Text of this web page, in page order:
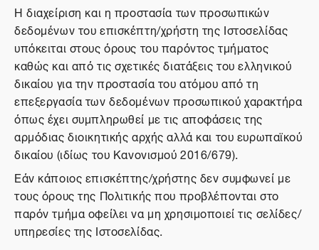
Η διαχείριση και η προστασία των προσωπικών
δεδομένων του επισκέπτη/χρήστη της Ιστοσελίδας
υπόκειται στους όρους του παρόντος τμήματος
καθώς και από τις σχετικές διατάξεις του ελληνικού
δικαίου για την προστασία του ατόμου από τη
επεξεργασία των δεδομένων προσωπικού χαρακτήρα
όπως έχει συμπληρωθεί με τις αποφάσεις της
αρμόδιας διοικητικής αρχής αλλά και του ευρωπαϊκού
δικαίου (ιδίως του Κανονισμού 2016/679).
Εάν κάποιος επισκέπτης/χρήστης δεν συμφωνεί με
τους όρους της Πολιτικής που προβλέπονται στο
παρόν τμήμα οφείλει να μη χρησιμοποιεί τις σελίδες/
υπηρεσίες της Ιστοσελίδας.